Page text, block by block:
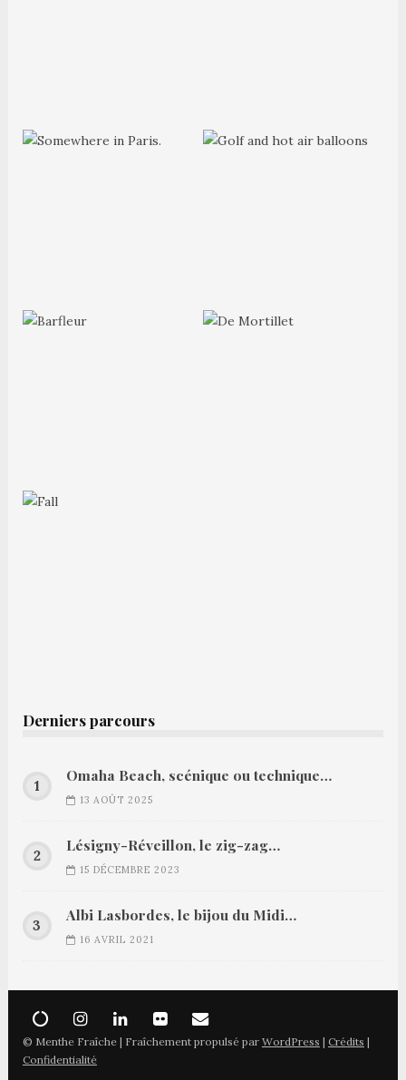
Derniers parcours
Omaha Beach, scénique ou technique…
13 AOÛT 2025
Lésigny-Réveillon, le zig-zag…
15 DÉCEMBRE 2023
Albi Lasbordes, le bijou du Midi…
16 AVRIL 2021
© Menthe Fraîche | Fraîchement propulsé par WordPress | Crédits |
Confidentialité